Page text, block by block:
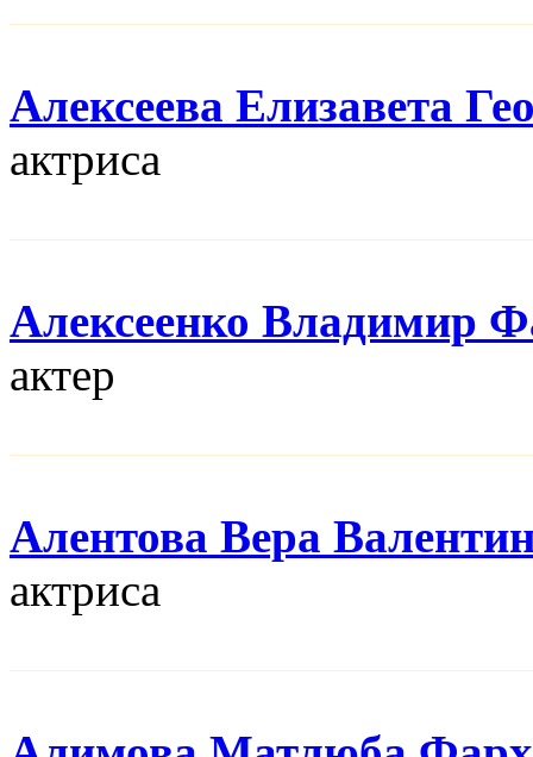
Алексеева Елизавета
актриса
Алексеенко Владимир
актер
Алентова Вера
актриса